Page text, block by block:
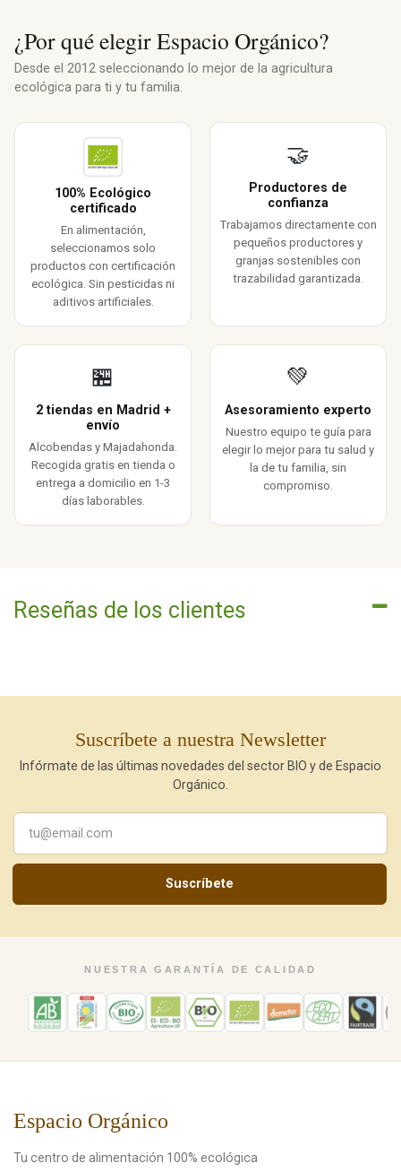
¿Por qué elegir Espacio Orgánico?
Desde el 2012 seleccionando lo mejor de la agricultura
ecológica para ti y tu familia.
100% Ecológico
certificado
En alimentación,
seleccionamos solo
productos con certificación
ecológica. Sin pesticidas ni
aditivos artificiales.
🤝
Productores de
confianza
Trabajamos directamente con
pequeños productores y
granjas sostenibles con
trazabilidad garantizada.
🏪
2 tiendas en Madrid +
envío
Alcobendas y Majadahonda.
Recogida gratis en tienda o
entrega a domicilio en 1-3
días laborables.
💚
Asesoramiento experto
Nuestro equipo te guía para
elegir lo mejor para tu salud y
la de tu familia, sin
compromiso.
Reseñas de los clientes
Suscríbete a nuestra Newsletter
Infórmate de las últimas novedades del sector BIO y de Espacio
Orgánico.
Suscríbete
NUESTRA GARANTÍA DE CALIDAD
Espacio Orgánico
Tu centro de alimentación 100% ecológica